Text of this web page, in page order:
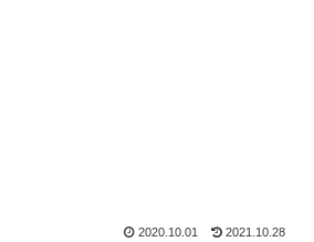
2020.10.01 2021.10.28